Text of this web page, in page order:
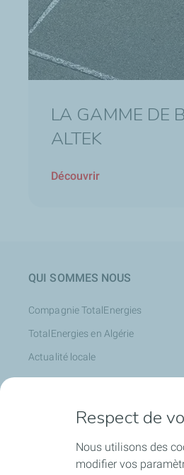
LA GAMME DE
ALTEK
Découvrir
QUI SOMMES NOUS
Compagnie TotalEnergies
TotalEnergies en Algérie
Actualité locale
Bitumes pour l'industrie
Bitumes pour la route
Respect de
Nous utilisons des
modifier vos